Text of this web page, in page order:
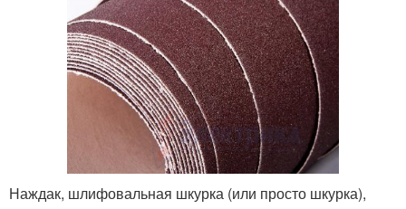
Наждак, шлифовальная шкурка (или просто шкурка),